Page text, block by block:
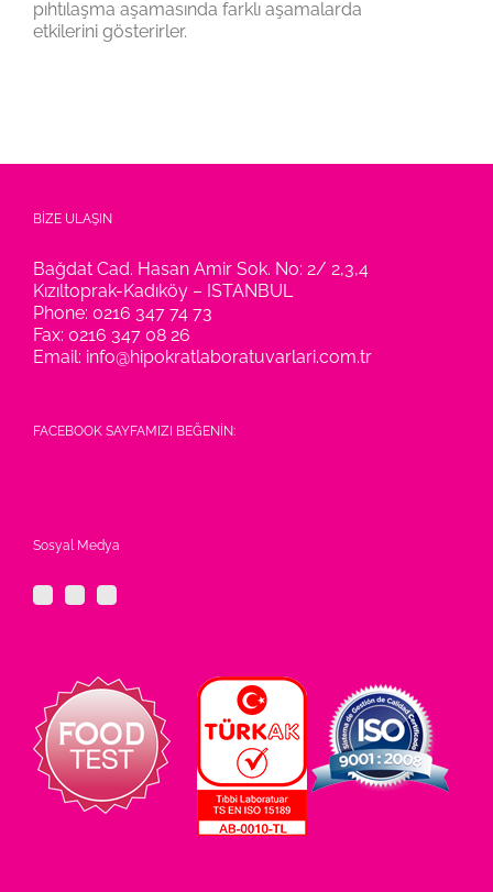
pıhtılaşma aşamasında farklı aşamalarda
etkilerini gösterirler.
BİZE ULAŞIN
Bağdat Cad. Hasan Amir Sok. No: 2/ 2,3,4
Kızıltoprak-Kadıköy – ISTANBUL
Phone: 0216 347 74 73
Fax: 0216 347 08 26
Email: info@hipokratlaboratuvarlari.com.tr
FACEBOOK SAYFAMIZI BEĞENİN:
Sosyal Medya